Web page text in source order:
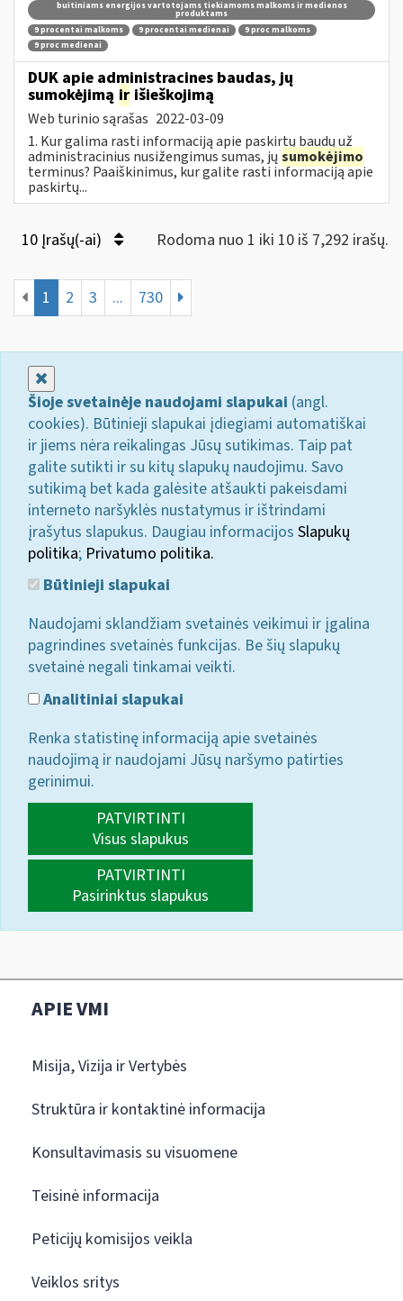
buitiniams energijos vartotojams tiekiamoms malkoms ir medienos
produktams
9 procentai malkoms
9 procentai medienai
9 proc malkoms
9 proc medienai
DUK apie administracines baudas, jų
sumokėjimą ir išieškojimą
Web turinio sąrašas 2022-03-09
1. Kur galima rasti informaciją apie paskirtų baudų už
administracinius nusižengimus sumas, jų sumokėjimo
terminus? Paaiškinimus, kur galite rasti informaciją apie
paskirtų...
10 Įrašų(-ai) Rodoma nuo 1 iki 10 iš 7,292 irašų.
1 2 3 ... 730
Šioje svetainėje naudojami slapukai (angl.
cookies). Būtinieji slapukai įdiegiami automatiškai
ir jiems nėra reikalingas Jūsų sutikimas. Taip pat
galite sutikti ir su kitų slapukų naudojimu. Savo
sutikimą bet kada galėsite atšaukti pakeisdami
interneto naršyklės nustatymus ir ištrindami
įrašytus slapukus. Daugiau informacijos Slapukų
politika; Privatumo politika.
Būtinieji slapukai
Naudojami sklandžiam svetainės veikimui ir įgalina
pagrindines svetainės funkcijas. Be šių slapukų
svetainė negali tinkamai veikti.
Analitiniai slapukai
Renka statistinę informaciją apie svetainės
naudojimą ir naudojami Jūsų naršymo patirties
gerinimui.
PATVIRTINTI
Visus slapukus
PATVIRTINTI
Pasirinktus slapukus
APIE VMI
Misija, Vizija ir Vertybės
Struktūra ir kontaktinė informacija
Konsultavimasis su visuomene
Teisinė informacija
Peticijų komisijos veikla
Veiklos sritys